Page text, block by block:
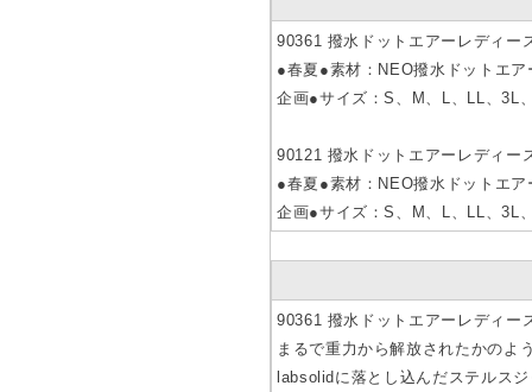
90361 撥水ドットエアーレディー
●春夏●素材：NEO撥水ドットエ
企画●サイズ：S、M、L、LL、3L
90121 撥水ドットエアーレディー
●春夏●素材：NEO撥水ドットエ
企画●サイズ：S、M、L、LL、3L
90361 撥水ドットエアーレディー
まるで重力から解放されたかのよ
labsolidに落とし込んだステルス